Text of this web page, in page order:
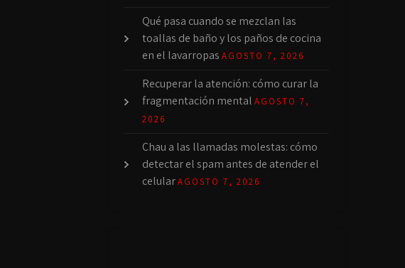
Qué pasa cuando se mezclan las
toallas de baño y los paños de cocina
en el lavarropas AGOSTO 7, 2026
Recuperar la atención: cómo curar la
fragmentación mental AGOSTO 7,
2026
Chau a las llamadas molestas: cómo
detectar el spam antes de atender el
celular AGOSTO 7, 2026